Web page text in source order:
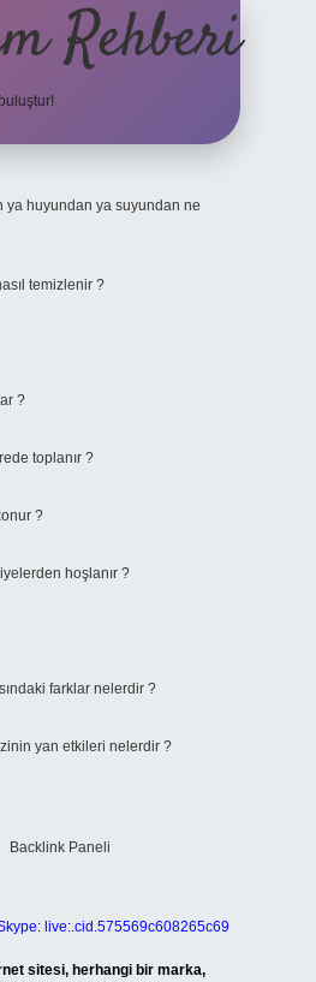
Rehberi
ya huyundan ya suyundan ne
temizlenir ?
?
toplanır ?
?
hoşlanır ?
farklar nelerdir ?
yan etkileri nelerdir ?
live:.cid.575569c608265c69
sitesi, herhangi bir marka,